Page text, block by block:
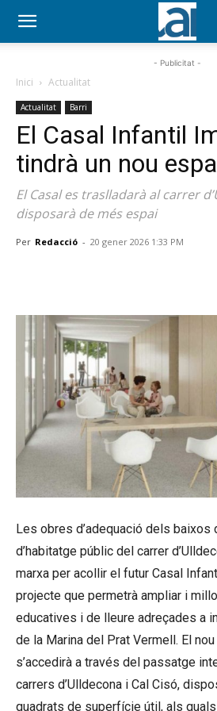
- Publicitat -
Inici Actualitat
Actualitat Barri
El Casal Infantil
tindrà un nou
El Casal es traslladarà al carrer
disposarà de més espai
Per Redacció - 20 gener 2026 1:33 PM
Les obres d’adequació dels
d’habitatge públic del carrer
marxa per acollir el futur Casal
projecte que permetrà ampliar i
educatives i de lleure adreçades a
de la Marina del Prat Vermell. El
s’accedirà a través del passatge
carrers d’Ulldecona i Cal Cisó,
quadrats de superfície útil, als